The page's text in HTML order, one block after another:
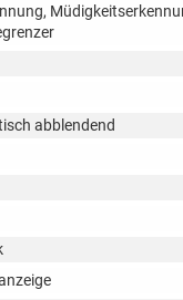
abblendend